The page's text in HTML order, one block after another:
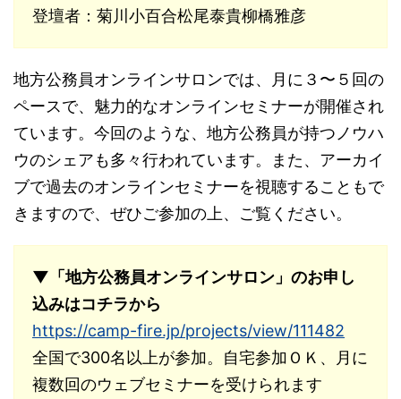
登壇者：菊川小百合松尾泰貴柳橋雅彦
地方公務員オンラインサロンでは、月に３〜５回の
ペースで、魅力的なオンラインセミナーが開催され
ています。今回のような、地方公務員が持つノウハ
ウのシェアも多々行われています。また、アーカイ
ブで過去のオンラインセミナーを視聴することもで
きますので、ぜひご参加の上、ご覧ください。
▼「地方公務員オンラインサロン」のお申し
込みはコチラから
https://camp-fire.jp/projects/view/111482
全国で300名以上が参加。自宅参加ＯＫ、月に
複数回のウェブセミナーを受けられます